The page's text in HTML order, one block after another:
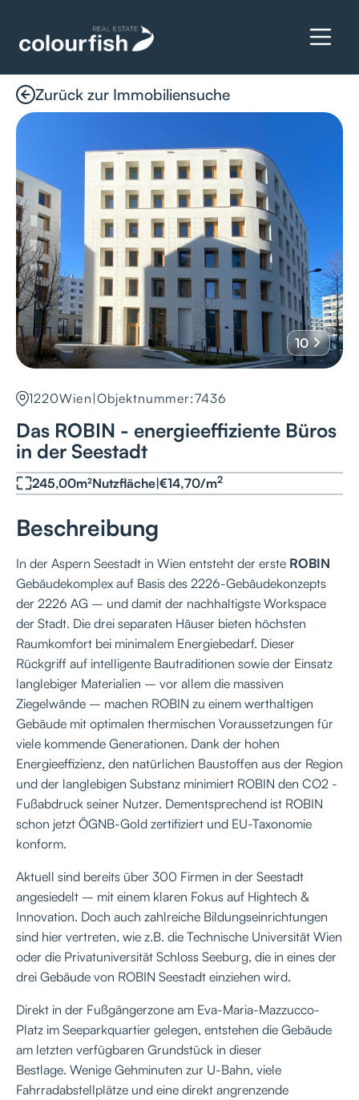
Zurück zur Immobiliensuche
10
1220Wien |Objektnummer:7436
Das ROBIN - energieeffiziente Büros
in der Seestadt
245,00m²Nutzfläche|€14,70/m2
Beschreibung
In der Aspern Seestadt in Wien entsteht der erste ROBIN
Gebäudekomplex auf Basis des 2226-Gebäudekonzepts
der 2226 AG – und damit der nachhaltigste Workspace
der Stadt. Die drei separaten Häuser bieten höchsten
Raumkomfort bei minimalem Energiebedarf. Dieser
Rückgriff auf intelligente Bautraditionen sowie der Einsatz
langlebiger Materialien – vor allem die massiven
Ziegelwände – machen ROBIN zu einem werthaltigen
Gebäude mit optimalen thermischen Voraussetzungen für
viele kommende Generationen. Dank der hohen
Energieeffizienz, den natürlichen Baustoffen aus der Region
und der langlebigen Substanz minimiert ROBIN den CO2 -
Fußabdruck seiner Nutzer. Dementsprechend ist ROBIN
schon jetzt ÖGNB-Gold zertifiziert und EU-Taxonomie
konform.
Aktuell sind bereits über 300 Firmen in der Seestadt
angesiedelt – mit einem klaren Fokus auf Hightech &
Innovation. Doch auch zahlreiche Bildungseinrichtungen
sind hier vertreten, wie z.B. die Technische Universität Wien
oder die Privatuniversität Schloss Seeburg, die in eines der
drei Gebäude von ROBIN Seestadt einziehen wird.
Direkt in der Fußgängerzone am Eva-Maria-Mazzucco-
Platz im Seeparkquartier gelegen, entstehen die Gebäude
am letzten verfügbaren Grundstück in dieser
Bestlage. Wenige Gehminuten zur U-Bahn, viele
Fahrradabstellplätze und eine direkt angrenzende
Details anfragen